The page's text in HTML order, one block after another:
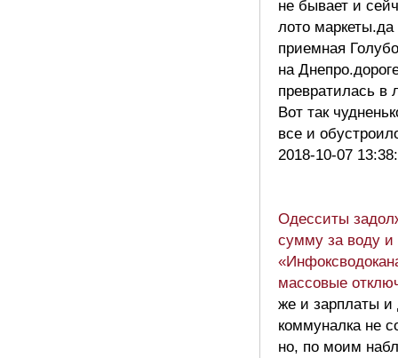
не бывает и
лото
приемная
на
превратилась в
Вот так
все и
2018-10-07
Одесситы
сумму за воду и
массовые
же и зарплаты и
коммуналка не
но, по моим